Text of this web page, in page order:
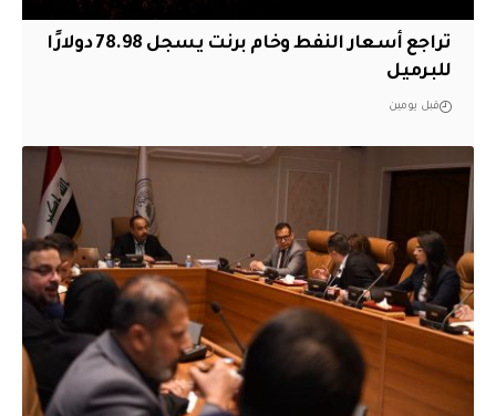
تراجع أسعار النفط وخام برنت يسجل 78.98 دولارًا
للبرميل
قبل يومين